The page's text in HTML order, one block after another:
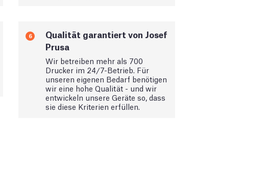
6
Qualität garantiert von Josef
Prusa
Wir betreiben mehr als 700
Drucker im 24/7-Betrieb. Für
unseren eigenen Bedarf benötigen
wir eine hohe Qualität - und wir
entwickeln unsere Geräte so, dass
sie diese Kriterien erfüllen.